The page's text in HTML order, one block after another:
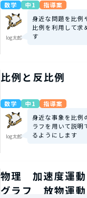
数学 中1 指導案
log太郎
身近な問題を比例
比例を利用して求
す
比例と反比例
数学 中1 指導案
log太郎
身近な事象を比例
ラフを用いて説明
るようにします
物理 加速度運
グラフ 放物運動